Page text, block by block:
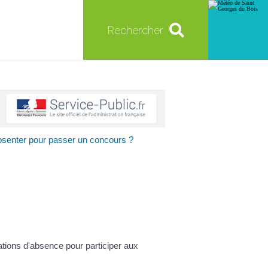
Rechercher
pour passer un concours ?
d'absence pour participer aux